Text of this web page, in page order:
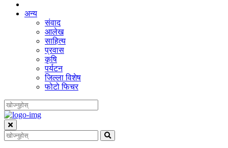
अन्य
संवाद
आलेख
साहित्य
प्रवास
कृषि
पर्यटन
जिल्ला विशेष
फोटो फिचर